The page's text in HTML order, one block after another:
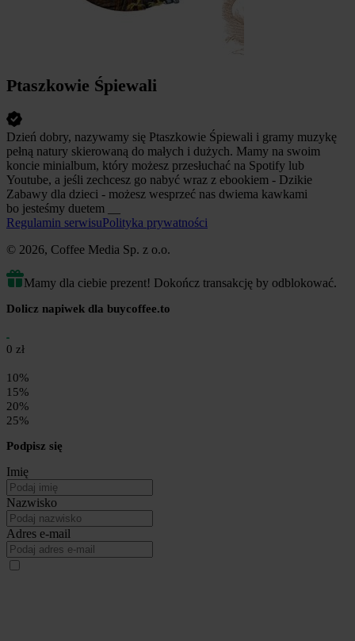
Ptaszkowie Śpiewali
Dzień dobry, nazywamy się Ptaszkowie Śpiewali i gramy muzykę
pełną natury skierowaną do małych i dużych. Mamy na swoim
koncie minialbum, który możesz przesłuchać na Spotify lub
Youtube, a jeśli zechcesz go nabyć wraz z ebookiem - Dzikie
Zabawy dla dzieci - możesz wesprzeć nas dwiema kawkami
bo jesteśmy duetem __
Regulamin serwisuPolityka prywatności
© 2026, Coffee Media Sp. z o.o.
Mamy dla ciebie prezent! Dokończ transakcję by odblokować.
Dolicz napiwek dla buycoffee.to
0 zł
10%
15%
20%
25%
Podpisz się
Imię
Nazwisko
Adres e-mail